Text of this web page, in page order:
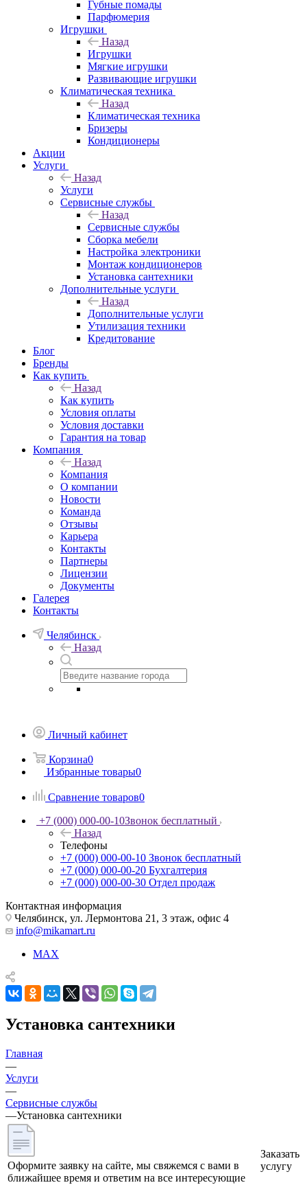
Губные помады
Парфюмерия
Игрушки
Назад
Игрушки
Мягкие игрушки
Развивающие игрушки
Климатическая техника
Назад
Климатическая техника
Бризеры
Кондиционеры
Акции
Услуги
Назад
Услуги
Сервисные службы
Назад
Сервисные службы
Сборка мебели
Настройка электроники
Монтаж кондиционеров
Установка сантехники
Дополнительные услуги
Назад
Дополнительные услуги
Утилизация техники
Кредитование
Блог
Бренды
Как купить
Назад
Как купить
Условия оплаты
Условия доставки
Гарантия на товар
Компания
Назад
Компания
О компании
Новости
Команда
Отзывы
Карьера
Контакты
Партнеры
Лицензии
Документы
Галерея
Контакты
Челябинск
Назад
Личный кабинет
Корзина0
Избранные товары0
Сравнение товаров0
+7 (000) 000-00-10Звонок бесплатный
Назад
Телефоны
+7 (000) 000-00-10 Звонок бесплатный
+7 (000) 000-00-20 Бухгалтерия
+7 (000) 000-00-30 Отдел продаж
Контактная информация
Челябинск, ул. Лермонтова 21, 3 этаж, офис 4
info@mikamart.ru
MAX
Установка сантехники
Главная
—
Услуги
—
Сервисные службы
—Установка сантехники
Оформите заявку на сайте, мы свяжемся с вами в
ближайшее время и ответим на все интересующие
Заказать
услугу